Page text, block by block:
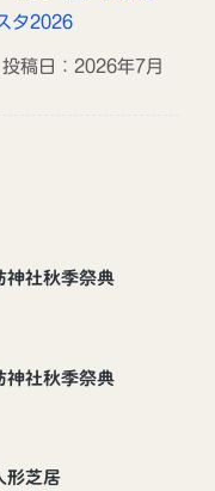
タ2026
稿日：2026年7月
社秋季祭典
社秋季祭典
形芝居